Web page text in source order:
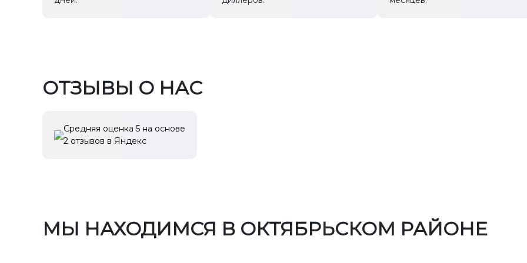
ОТЗЫВЫ О НАС
Средняя оценка 5 на основе
2 отзывов в Яндекс
МЫ НАХОДИМСЯ В ОКТЯБРЬСКОМ РАЙОНЕ